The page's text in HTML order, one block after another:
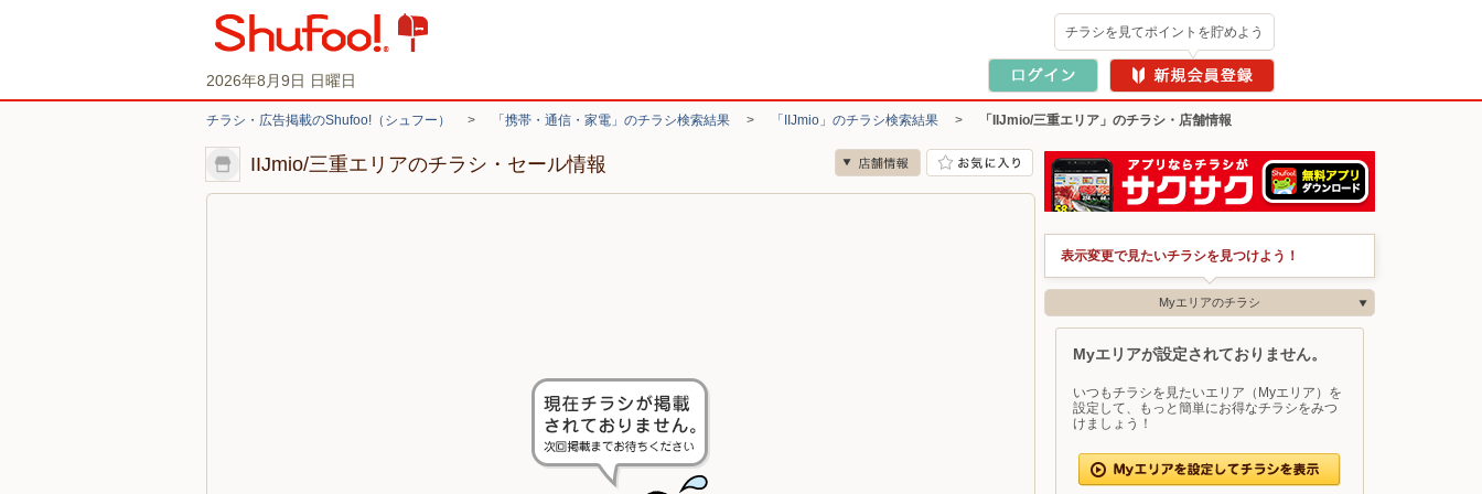
2026年8月9日 日曜日
チラシを見てポイントを貯めよう
チラシ・広告掲載のShufoo!（シュフー） > 「携帯・通信・家電」のチラシ検索結果 > 「IIJmio」のチラシ検索結果 > 「IIJmio/三重エリア」のチラシ・店舗情報
IIJmio/三重エリアのチラシ・セール情報
表示変更で見たいチラシを見つけよう！
Myエリアのチラシ
Myエリアが設定されておりません。
いつもチラシを見たいエリア（Myエリア）を
設定して、もっと簡単にお得なチラシをみつ
けましょう！